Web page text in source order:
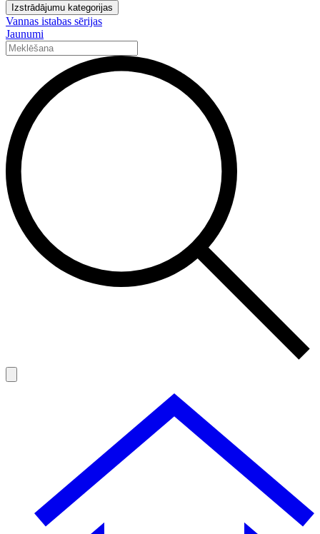
Izstrādājumu kategorijas
Vannas istabas sērijas
Jaunumi